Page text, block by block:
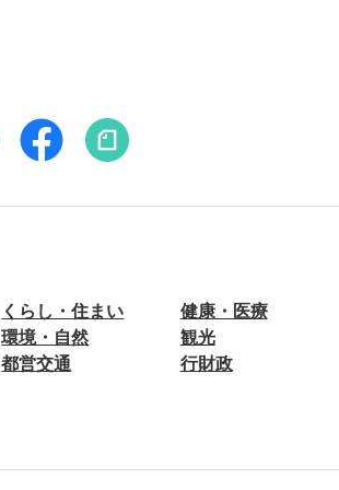
くらし・住まい 健康・医療
環境・自然 観光
都営交通 行財政